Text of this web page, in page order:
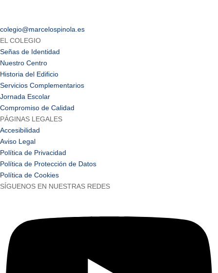
colegio@marcelospinola.es
EL COLEGIO
Señas de Identidad
Nuestro Centro
Historia del Edificio
Servicios Complementarios
Jornada Escolar
Compromiso de Calidad
PÁGINAS LEGALES
Accesibilidad
Aviso Legal
Política de Privacidad
Política de Protección de Datos
Política de Cookies
SÍGUENOS EN NUESTRAS REDES